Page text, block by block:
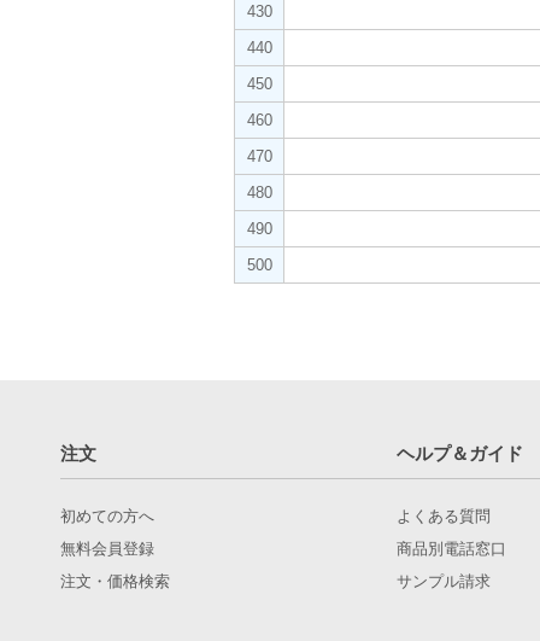
430
440
450
460
470
480
490
500
注文 ヘルプ＆ガイド
初めての方へ
無料会員登録
注文・価格検索
よくある質問
商品別電話窓口
サンプル請求